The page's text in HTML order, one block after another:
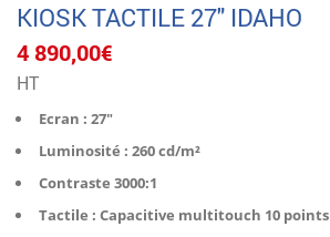
KIOSK TACTILE 27″ IDAHO
4 890,00€
HT
Ecran : 27″
Luminosité : 260 cd/m²
Contraste 3000:1
Tactile : Capacitive multitouch 10 points